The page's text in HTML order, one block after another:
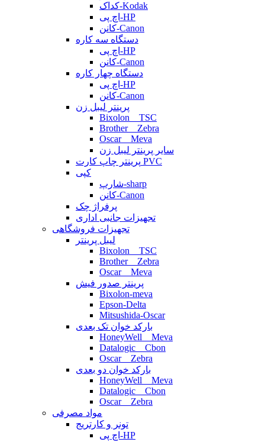
کداک-Kodak
اچ پی-HP
کانن-Canon
دستگاه سه کاره
اچ پی-HP
کانن-Canon
دستگاه چهار کاره
اچ پی-HP
کانن-Canon
پرینتر لیبل زن
Bixolon _ TSC
Brother _ Zebra
Oscar _ Meva
سایر پرینتر لیبل زن
پرینتر چاپ کارت PVC
کپی
شارپ-sharp
کانن-Canon
پرفراژ چک
تجهیزات جانبی اداری
تجهیزات فروشگاهی
لیبل پرینتر
Bixolon _ TSC
Brother _ Zebra
Oscar _ Meva
پرینتر صدور فیش
Bixolon-meva
Epson-Delta
Mitsushida-Oscar
بارکد خوان تک بعدی
HoneyWell _ Meva
Datalogic _ Cbon
Oscar _ Zebra
بارکد خوان دو بعدی
HoneyWell _ Meva
Datalogic _ Cbon
Oscar _ Zebra
مواد مصرفی
تونر و کارتریج
اچ پی-HP